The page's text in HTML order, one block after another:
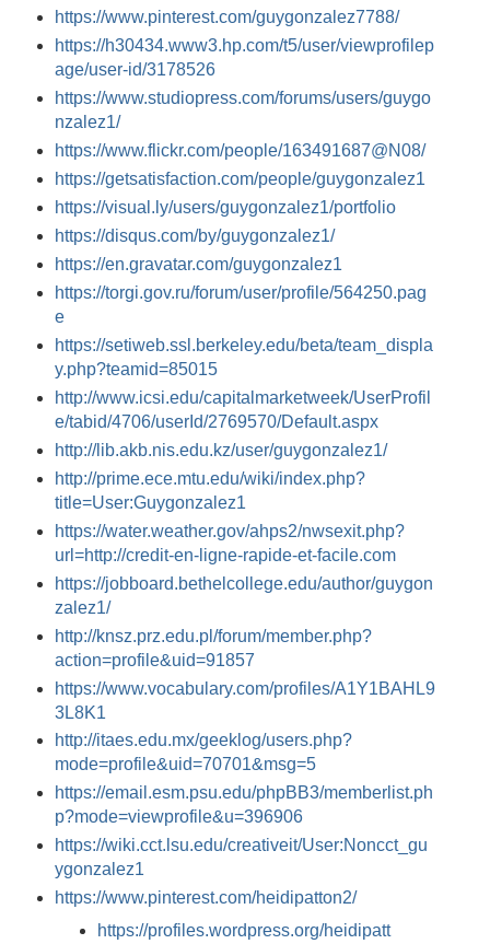
https://www.pinterest.com/guygonzalez7788/
https://h30434.www3.hp.com/t5/user/viewprofilep
age/user-id/3178526
https://www.studiopress.com/forums/users/guygo
nzalez1/
https://www.flickr.com/people/163491687@N08/
https://getsatisfaction.com/people/guygonzalez1
https://visual.ly/users/guygonzalez1/portfolio
https://disqus.com/by/guygonzalez1/
https://en.gravatar.com/guygonzalez1
https://torgi.gov.ru/forum/user/profile/564250.pag
e
https://setiweb.ssl.berkeley.edu/beta/team_displa
y.php?teamid=85015
http://www.icsi.edu/capitalmarketweek/UserProfil
e/tabid/4706/userId/2769570/Default.aspx
http://lib.akb.nis.edu.kz/user/guygonzalez1/
http://prime.ece.mtu.edu/wiki/index.php?
title=User:Guygonzalez1
https://water.weather.gov/ahps2/nwsexit.php?
url=http://credit-en-ligne-rapide-et-facile.com
https://jobboard.bethelcollege.edu/author/guygon
zalez1/
http://knsz.prz.edu.pl/forum/member.php?
action=profile&uid=91857
https://www.vocabulary.com/profiles/A1Y1BAHL9
3L8K1
http://itaes.edu.mx/geeklog/users.php?
mode=profile&uid=70701&msg=5
https://email.esm.psu.edu/phpBB3/memberlist.ph
p?mode=viewprofile&u=396906
https://wiki.cct.lsu.edu/creativeit/User:Noncct_gu
ygonzalez1
https://www.pinterest.com/heidipatton2/
https://profiles.wordpress.org/heidipatt